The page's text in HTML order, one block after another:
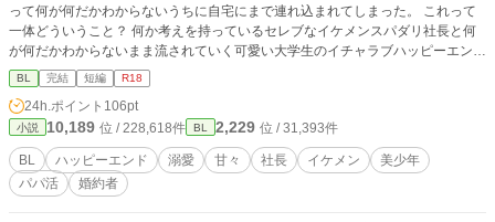
って何が何だかわからないうちに自宅にまで連れ込まれてしまった。 これって
一体どういうこと？ 何か考えを持っているセレブなイケメンスパダリ社長と何
が何だかわからないまま流されていく可愛い大学生のイチャラブハッピーエンド
小説です。 R18には※つけます。
BL 完結 短編 R18
24h.ポイント 106pt
小説 10,189 位 / 228,618件 BL 2,229 位 / 31,393件
BL ハッピーエンド 溺愛 甘々 社長 イケメン
美少年
パパ活
婚約者